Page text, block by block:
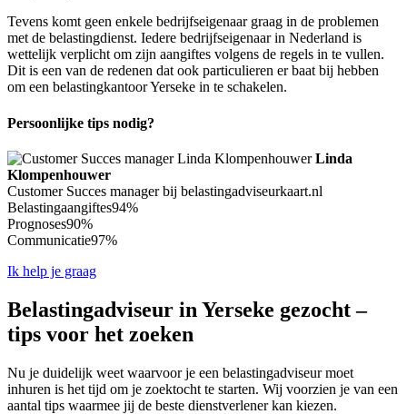
Tevens komt geen enkele bedrijfseigenaar graag in de problemen
met de belastingdienst. Iedere bedrijfseigenaar in Nederland is
wettelijk verplicht om zijn aangiftes volgens de regels in te vullen.
Dit is een van de redenen dat ook particulieren er baat bij hebben
om een belastingkantoor Yerseke in te schakelen.
Persoonlijke tips nodig?
Linda
Klompenhouwer
Customer Succes manager bij belastingadviseurkaart.nl
Belastingaangiftes94%
Prognoses90%
Communicatie97%
Ik help je graag
Belastingadviseur in Yerseke gezocht –
tips voor het zoeken
Nu je duidelijk weet waarvoor je een belastingadviseur moet
inhuren is het tijd om je zoektocht te starten. Wij voorzien je van een
aantal tips waarmee jij de beste dienstverlener kan kiezen.